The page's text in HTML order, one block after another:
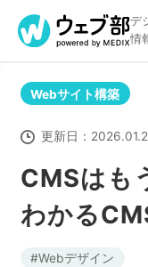
デ
情
リスティング広
アクセス解析
CMSはも
わかる
Webサイト構築
更新日：
Webデザイン